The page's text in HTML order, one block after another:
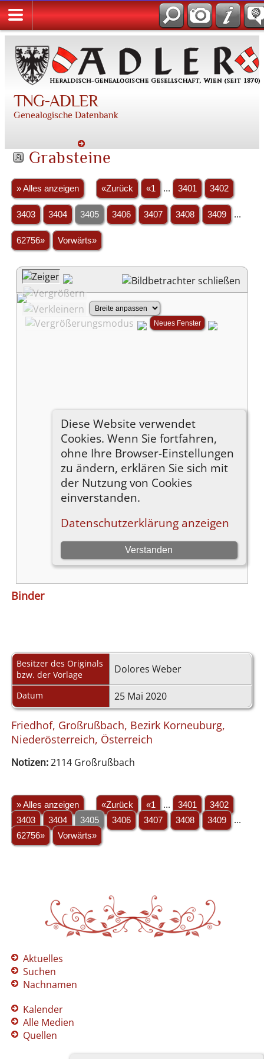
TNG-ADLER
Genealogische Datenbank
Grabsteine
» Alles anzeigen «Zurück «1 ... 3401 3402
3403 3404 3405 3406 3407 3408 3409 ...
62756» Vorwärts»
Binder
Besitzer des Originals
bzw. der Vorlage
Dolores Weber
Datum 25 Mai 2020
Friedhof, Großrußbach, Bezirk Korneuburg,
Niederösterreich, Österreich
Notizen:2114 Großrußbach
» Alles anzeigen «Zurück «1 ... 3401
3402
3403
3404 3405 3406 3407 3408 3409
...
62756»
Vorwärts»
Aktuelles
Suchen
Nachnamen
Kalender
Alle Medien
Quellen